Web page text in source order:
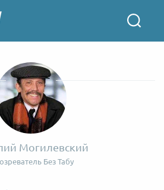
Могилевский
Без Табу